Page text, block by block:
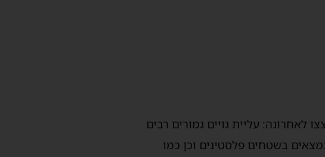
לאחרונה: עליית גויים גמורים רבים
בשטחים פלסטינים וכן כמו